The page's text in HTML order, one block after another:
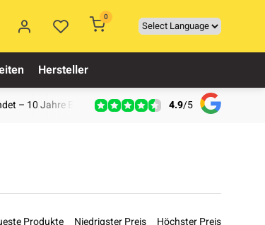
0
Hersteller
– 10 Jahre Erfahrung 4.9/5
Produkte Niedrigster Preis Höchster Preis